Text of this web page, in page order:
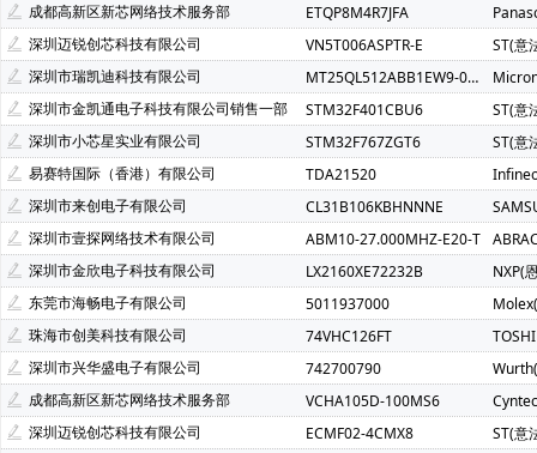
成都高新区新芯网络技术服务部
ETQP8M4R7JFA
深圳迈锐创芯科技有限公司
VN5T006ASPTR-E
ST(意
深圳市瑞凯迪科技有限公司
MT25QL512ABB1EW9-0SIT
深圳市金凯通电子科技有限公司销售一部
STM32F401CBU6
ST(意
深圳市小芯星实业有限公司
STM32F767ZGT6
ST(意
易赛特国际（香港）有限公司
TDA21520
深圳市来创电子有限公司
CL31B106KBHNNNE
深圳市壹探网络技术有限公司
ABM10-27.000MHZ-E20-T
深圳市金欣电子科技有限公司
LX2160XE72232B
NXP(
东莞市海畅电子有限公司
5011937000
珠海市创美科技有限公司
74VHC126FT
深圳市兴华盛电子有限公司
742700790
成都高新区新芯网络技术服务部
VCHA105D-100MS6
深圳迈锐创芯科技有限公司
ECMF02-4CMX8
ST(意